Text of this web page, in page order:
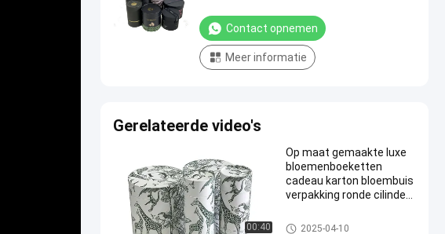
afwerkingsmogelijkheden en een strakke
dekselstructuur voor losse thee
Koffiebonen Zoete chocolade
Contact opnemen
Meer informatie
Gerelateerde video's
00:40
Op maat gemaakte luxe
bloemenboeketten
cadeau karton bloembuis
verpakking ronde cilinder
doos voor bloemen
document verpakkende buizen
2025-04-10